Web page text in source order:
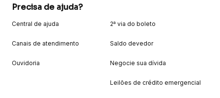
Precisa de ajuda?
Central de ajuda
Canais de atendimento
Ouvidoria
2ª via do boleto
Saldo devedor
Negocie sua dívida
Leilões de crédito emergencial